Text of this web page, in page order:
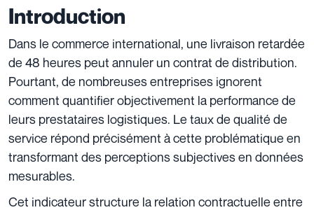
Introduction
Dans le commerce international, une livraison retardée
de 48 heures peut annuler un contrat de distribution.
Pourtant, de nombreuses entreprises ignorent
comment quantifier objectivement la performance de
leurs prestataires logistiques. Le taux de qualité de
service répond précisément à cette problématique en
transformant des perceptions subjectives en données
mesurables.
Cet indicateur structure la relation contractuelle entre